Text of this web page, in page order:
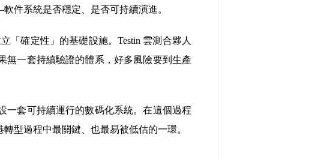
件系統是否穩定、是否可持續演進。
「確定性」的基礎設施。Testin 雲測合夥人
無一套持續驗證的體系，好多風險要到生產
一套可持續運行的數碼化系統。在這個過程
型過程中最關鍵、也最易被低估的一環。